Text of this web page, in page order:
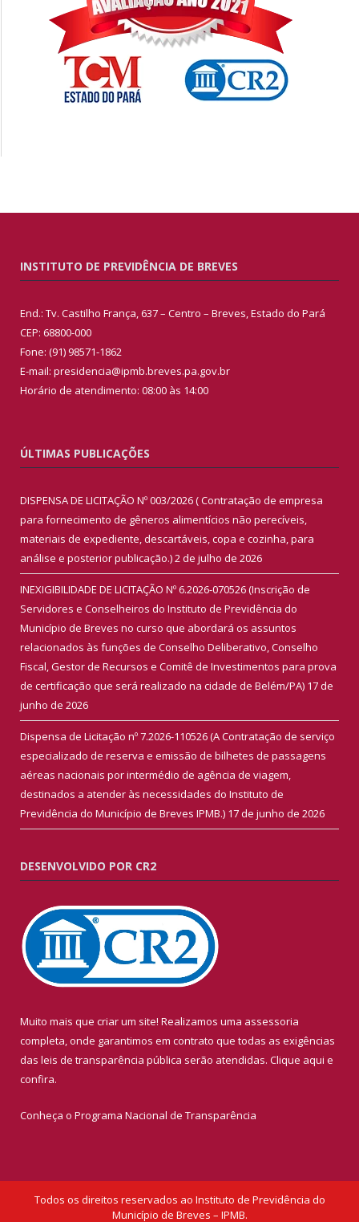
INSTITUTO DE PREVIDÊNCIA DE BREVES
End.: Tv. Castilho França, 637 – Centro – Breves, Estado do Pará
CEP: 68800-000
Fone: (91) 98571-1862
E-mail: presidencia@ipmb.breves.pa.gov.br
Horário de atendimento: 08:00 às 14:00
ÚLTIMAS PUBLICAÇÕES
DISPENSA DE LICITAÇÃO Nº 003/2026 ( Contratação de empresa
para fornecimento de gêneros alimentícios não perecíveis,
materiais de expediente, descartáveis, copa e cozinha, para
análise e posterior publicação.)2 de julho de 2026
INEXIGIBILIDADE DE LICITAÇÃO Nº 6.2026-070526 (Inscrição de
Servidores e Conselheiros do Instituto de Previdência do
Município de Breves no curso que abordará os assuntos
relacionados às funções de Conselho Deliberativo, Conselho
Fiscal, Gestor de Recursos e Comitê de Investimentos para prova
de certificação que será realizado na cidade de Belém/PA) 17 de
junho de 2026
Dispensa de Licitação nº 7.2026-110526 (A Contratação de serviço
especializado de reserva e emissão de bilhetes de passagens
aéreas nacionais por intermédio de agência de viagem,
destinados a atender às necessidades do Instituto de
Previdência do Município de Breves IPMB.) 17 de junho de 2026
DESENVOLVIDO POR CR2
Muito mais que criar um site! Realizamos uma assessoria
completa, onde garantimos em contrato que todas as exigências
das leis de transparência pública serão atendidas. Clique aqui e
confira.
Conheça o Programa Nacional de Transparência
Todos os direitos reservados ao Instituto de Previdência do
Município de Breves – IPMB.